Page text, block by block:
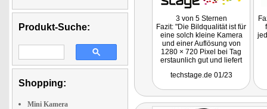
Produkt-Suche:
Shopping:
Mini Kamera
3 von 5 Sternen
Fazit: "Die Bildqualität ist für
eine solch kleine Kamera
und einer Auflösung von
1280 × 720 Pixel bei Tag
erstaunlich gut und liefert
und kontrastreiche
techstage.de 01/23